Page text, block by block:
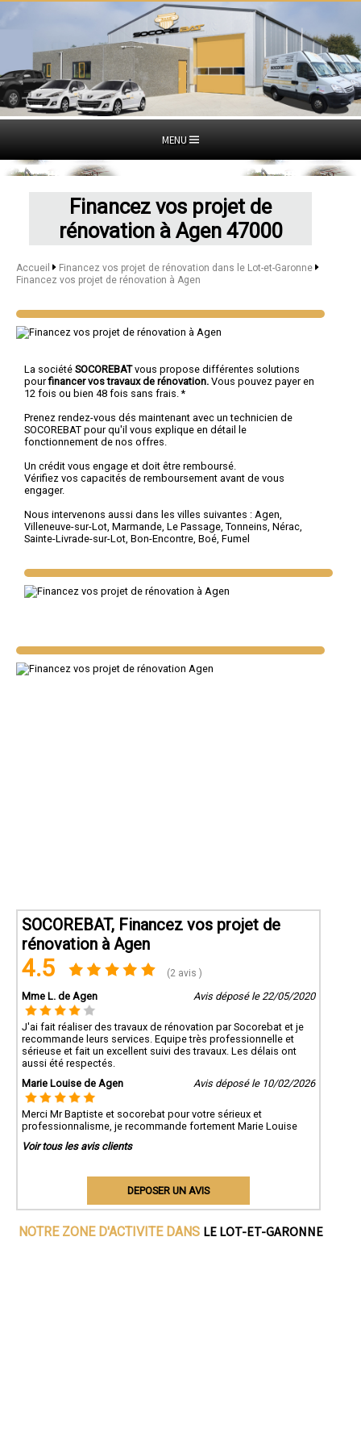
MENU
Financez vos projet de
rénovation à Agen 47000
Accueil
Financez vos projet de rénovation dans le Lot-et-Garonne
Financez vos projet de rénovation à Agen
La société SOCOREBATvous propose différentes solutions
pourfinancer vos travaux de rénovation. Vous pouvez payer en
12 fois ou bien 48 fois sans frais. *
Prenez rendez-vous dés maintenant avec un technicien de
SOCOREBAT pour qu'il vous explique en détail le
fonctionnement de nos offres.
Un crédit vous engage et doit être remboursé.
Vérifiez vos capacités de remboursement avant de vous
engager.
Nous intervenons aussi dans les villes suivantes : Agen
Villeneuve-sur-Lot Marmande Le Passage Tonneins Nérac
Sainte-Livrade-sur-Lot Bon-Encontre Boé Fumel
SOCOREBAT, Financez vos projet de
rénovation à Agen
4.5 (2 avis )
Mme L. de Agen Avis déposé le 22/05/2020
J'ai fait réaliser des travaux de rénovation par Socorebat et je
recommande leurs services. Equipe très professionnelle et
sérieuse et fait un excellent suivi des travaux. Les délais ont
aussi été respectés.
Marie Louise de Agen
Avis déposé le 10/02/2026
Merci Mr Baptiste et socorebat pour votre sérieux et
professionnalisme, je recommande fortement Marie Louise
Voir tous les avis clients
DEPOSER UN AVIS
NOTRE ZONE D'ACTIVITE DANS LE LOT-ET-GARONNE